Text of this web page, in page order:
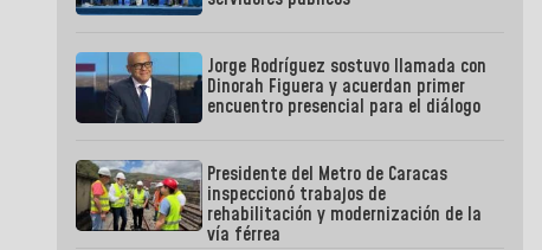
Jorge Rodríguez sostuvo llamada con
Dinorah Figuera y acuerdan primer
encuentro presencial para el diálogo
Presidente del Metro de Caracas
inspeccionó trabajos de
rehabilitación y modernización de la
vía férrea